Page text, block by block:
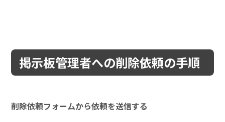
掲示板管理者への削除依頼の手順
削除依頼フォームから依頼を送信する